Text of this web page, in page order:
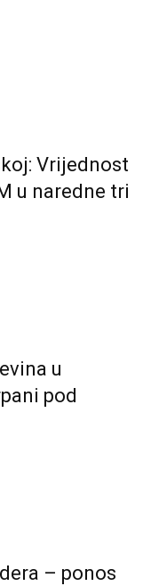
Vrijednost
u naredne tri
u
pod
– ponos